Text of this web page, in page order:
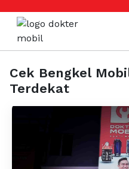
Cek Bengkel
Terdekat